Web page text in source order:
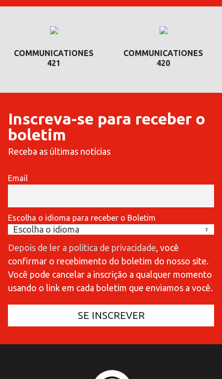
COMMUNICATIONES
421
COMMUNICATIONES
420
Inscreva-se para receber o
boletim
Receba as últimas notícias
Email
Escolha o idioma para receber o Boletim
Depois de ler a política de privacidade , você
confirmar o recebimento do boletim do nosso site.
Você pode cancelar a inscrição a qualquer momento
usando o link em cada boletim que enviamos a você.